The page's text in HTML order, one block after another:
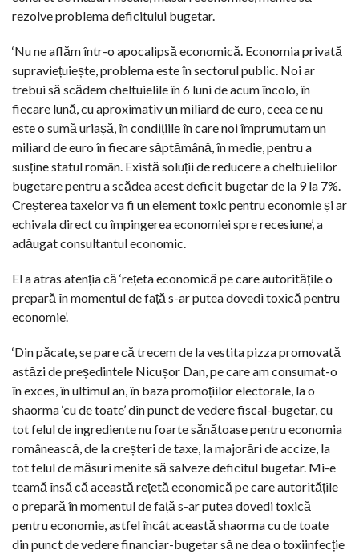
rezolve problema deficitului bugetar.
‘Nu ne aflăm într-o apocalipsă economică. Economia privată
supraviețuiește, problema este în sectorul public. Noi ar
trebui să scădem cheltuielile în 6 luni de acum încolo, în
fiecare lună, cu aproximativ un miliard de euro, ceea ce nu
este o sumă uriașă, în condițiile în care noi împrumutam un
miliard de euro în fiecare săptămână, în medie, pentru a
susține statul român. Există soluții de reducere a cheltuielilor
bugetare pentru a scădea acest deficit bugetar de la 9 la 7%.
Creșterea taxelor va fi un element toxic pentru economie și ar
echivala direct cu împingerea economiei spre recesiune’, a
adăugat consultantul economic.
El a atras atenția că ‘rețeta economică pe care autoritățile o
prepară în momentul de față s-ar putea dovedi toxică pentru
economie’.
‘Din păcate, se pare că trecem de la vestita pizza promovată
astăzi de președintele Nicușor Dan, pe care am consumat-o
în exces, în ultimul an, în baza promoțiilor electorale, la o
shaorma ‘cu de toate’ din punct de vedere fiscal-bugetar, cu
tot felul de ingrediente nu foarte sănătoase pentru economia
românească, de la creșteri de taxe, la majorări de accize, la
tot felul de măsuri menite să salveze deficitul bugetar. Mi-e
teamă însă că această rețetă economică pe care autoritățile
o prepară în momentul de față s-ar putea dovedi toxică
pentru economie, astfel încât această shaorma cu de toate
din punct de vedere financiar-bugetar să ne dea o toxiinfecție